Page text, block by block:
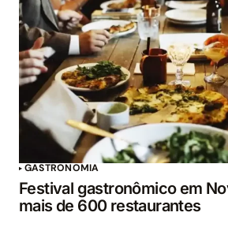
GASTRONOMIA
Festival gastronômico em
mais de 600 restaurantes